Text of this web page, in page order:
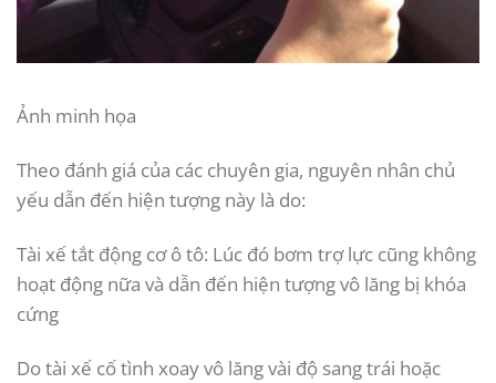
Ảnh minh họa
Theo đánh giá của các chuyên gia, nguyên nhân chủ
yếu dẫn đến hiện tượng này là do:
Tài xế tắt động cơ ô tô: Lúc đó bơm trợ lực cũng không
hoạt động nữa và dẫn đến hiện tượng vô lăng bị khóa
cứng
Do tài xế cố tình xoay vô lăng vài độ sang trái hoặc